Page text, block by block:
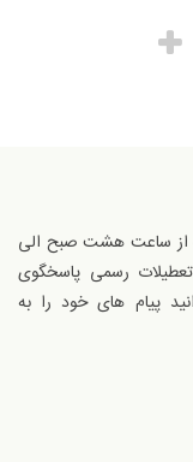
از ساعت هشت صبح الی
ها تا ساعت 13 غیر از تعطیلات رسمی پاسخگوی
پیام های خود را به